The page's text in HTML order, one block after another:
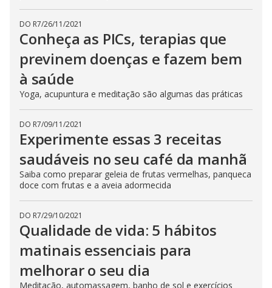
DO R7/26/11/2021
Conheça as PICs, terapias que
previnem doenças e fazem bem
à saúde
Yoga, acupuntura e meditação são algumas das práticas
DO R7/09/11/2021
Experimente essas 3 receitas
saudáveis no seu café da manhã
Saiba como preparar geleia de frutas vermelhas, panqueca
doce com frutas e a aveia adormecida
DO R7/29/10/2021
Qualidade de vida: 5 hábitos
matinais essenciais para
melhorar o seu dia
Meditação, automassagem, banho de sol e exercícios